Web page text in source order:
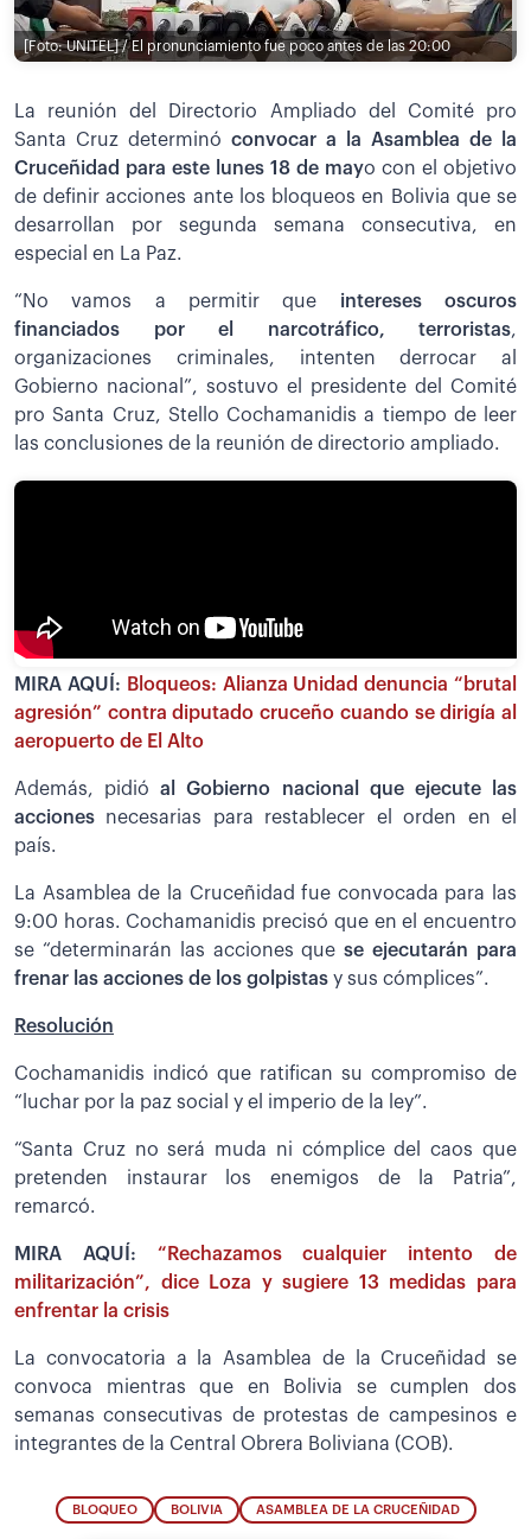
[Foto: UNITEL] / El pronunciamiento fue poco antes de las 20:00
La reunión del Directorio Ampliado del Comité pro
Santa Cruz determinó convocar a la Asamblea de la
Cruceñidad para este lunes 18 de mayo con el objetivo
de definir acciones ante los bloqueos en Bolivia que se
desarrollan por segunda semana consecutiva, en
especial en La Paz.
“No vamos a permitir que intereses oscuros
financiados por el narcotráfico, terroristas,
organizaciones criminales, intenten derrocar al
Gobierno nacional”, sostuvo el presidente del Comité
pro Santa Cruz, Stello Cochamanidis a tiempo de leer
las conclusiones de la reunión de directorio ampliado.
MIRA AQUÍ: Bloqueos: Alianza Unidad denuncia “brutal
agresión” contra diputado cruceño cuando se dirigía al
aeropuerto de El Alto
Además, pidió al Gobierno nacional que ejecute las
acciones necesarias para restablecer el orden en el
país.
La Asamblea de la Cruceñidad fue convocada para las
9:00 horas. Cochamanidis precisó que en el encuentro
se “determinarán las acciones quese ejecutarán para
frenar las acciones de los golpistas y sus cómplices”.
Resolución
Cochamanidis indicó que ratifican su compromiso de
“luchar por la paz social y el imperio de la ley”.
“Santa Cruz no será muda ni cómplice del caos que
pretenden instaurar los enemigos de la Patria”,
remarcó.
MIRA AQUÍ: “Rechazamos cualquier intento de
militarización”, dice Loza y sugiere 13 medidas para
enfrentar la crisis
La convocatoria a la Asamblea de la Cruceñidad se
convoca mientras que en Bolivia se cumplen dos
semanas consecutivas de protestas de campesinos e
integrantes de la Central Obrera Boliviana (COB).
BLOQUEO BOLIVIA ASAMBLEA DE LA CRUCEÑIDAD